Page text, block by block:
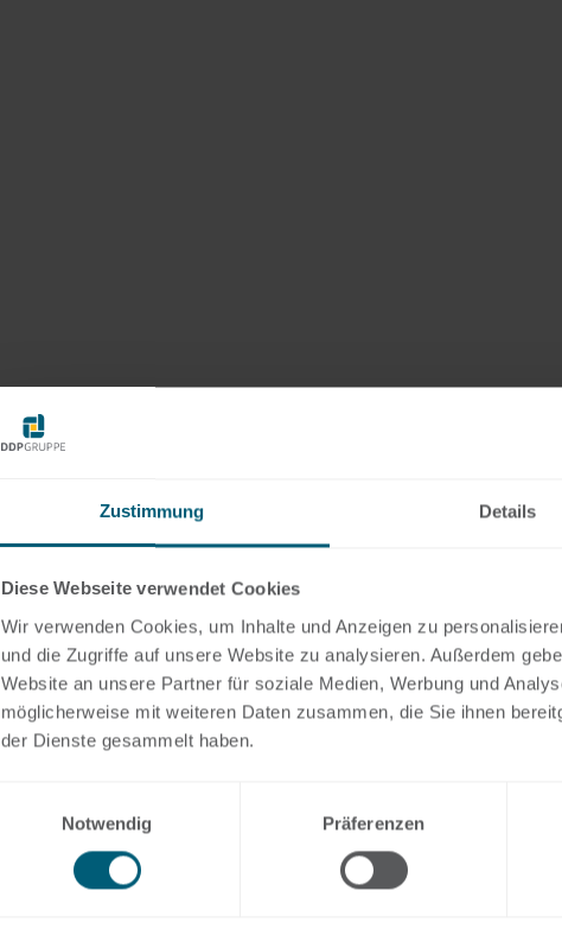
Zustimmung Details
Diese Webseite verwendet Cookies
Wir verwenden Cookies, um Inhalte und Anzeigen zu
und die Zugriffe auf unsere Website zu analysieren. Außerdem
Website an unsere Partner für soziale Medien, Werbung und
möglicherweise mit weiteren Daten zusammen, die Sie ihnen
der Dienste gesammelt haben.
Notwendig
Präferenzen